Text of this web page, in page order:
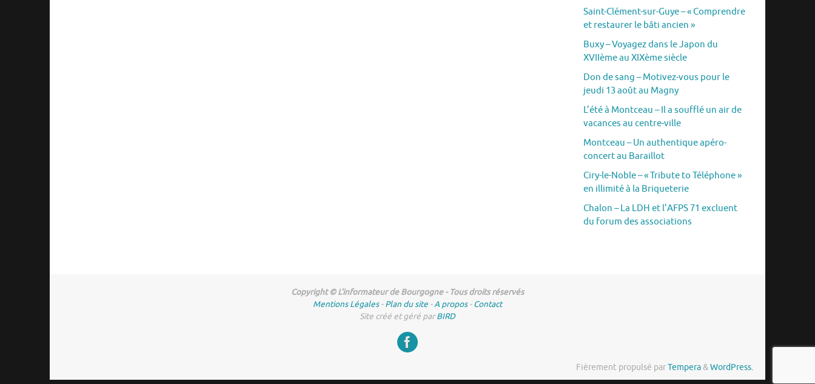
Saint-Clément-sur-Guye – « Comprendre
et restaurer le bâti ancien »
Buxy – Voyagez dans le Japon du
XVIIème au XIXème siècle
Don de sang – Motivez-vous pour le
jeudi 13 août au Magny
L’été à Montceau – Il a soufflé un air de
vacances au centre-ville
Montceau – Un authentique apéro-
concert au Baraillot
Ciry-le-Noble – « Tribute to Téléphone »
en illimité à la Briqueterie
Chalon – La LDH et l’AFPS 71 excluent
du forum des associations
Copyright © L'informateur de Bourgogne - Tous droits réservés
Mentions Légales-Plan du site -A propos-Contact
Site créé et géré parBIRD
Fièrement propulsé parTempera&WordPress.